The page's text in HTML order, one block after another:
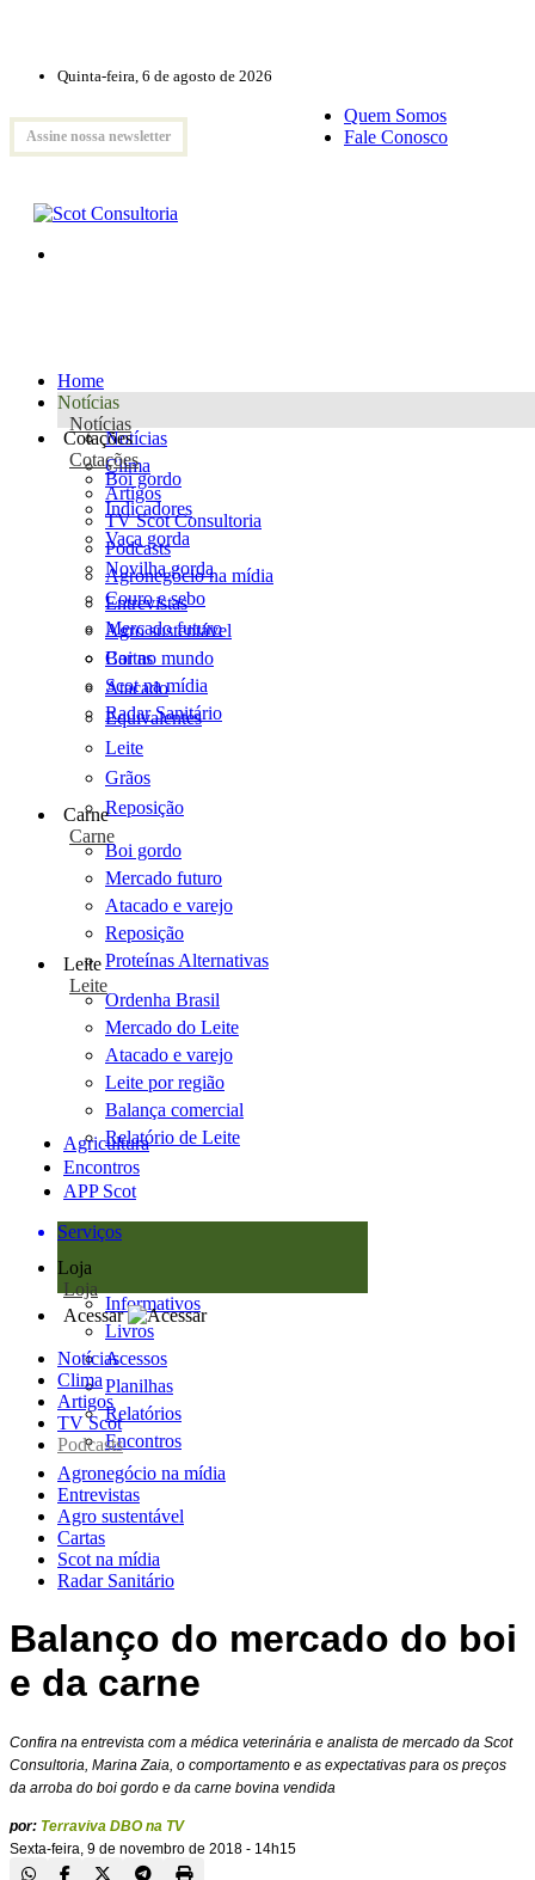
Quinta-feira, 6 de agosto de 2026
Assine nossa newsletter
Quem Somos
Fale Conosco
Home
Notícias
Notícias
Notícias
Clima
Artigos
TV Scot Consultoria
Podcasts
Agronegócio na mídia
Entrevistas
Agro sustentável
Cartas
Scot na mídia
Radar Sanitário
Cotações
Cotações
Boi gordo
Indicadores
Vaca gorda
Novilha gorda
Couro e sebo
Mercado futuro
Boi no mundo
Atacado
Equivalentes
Leite
Grãos
Reposição
Carne
Carne
Boi gordo
Mercado futuro
Atacado e varejo
Reposição
Proteínas Alternativas
Leite
Leite
Ordenha Brasil
Mercado do Leite
Atacado e varejo
Leite por região
Balança comercial
Relatório de Leite
Agricultura
Encontros
APP Scot
Serviços
Loja
Loja
Informativos
Livros
Acessos
Planilhas
Relatórios
Encontros
Acessar
Notícias
Clima
Artigos
TV Scot
Podcasts
Agronegócio na mídia
Entrevistas
Agro sustentável
Cartas
Scot na mídia
Radar Sanitário
Balanço do mercado do boi
e da carne
Confira na entrevista com a médica veterinária e analista de mercado da Scot
Consultoria, Marina Zaia, o comportamento e as expectativas para os preços
da arroba do boi gordo e da carne bovina vendida
por: Terraviva DBO na TV
Sexta-feira, 9 de novembro de 2018 - 14h15